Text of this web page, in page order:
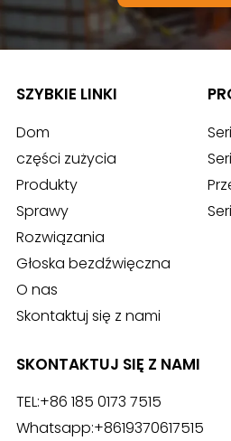
SZYBKIE LINKI
Dom
części zużycia
Produkty
Sprawy
Rozwiązania
Głoska bezdźwięczna
O nas
Skontaktuj się z nami
SKONTAKTUJ SIĘ Z NAMI
TEL:+86 185 0173 7515
Whatsapp:+8619370617515